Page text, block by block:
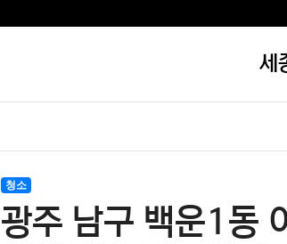
세
청소
광주 남구 백운1동